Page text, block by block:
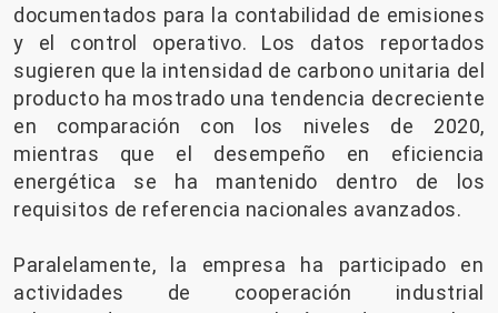
documentados para la contabilidad de emisiones
y el control operativo. Los datos reportados
sugieren que la intensidad de carbono unitaria del
producto ha mostrado una tendencia decreciente
en comparación con los niveles de 2020,
mientras que el desempeño en eficiencia
energética se ha mantenido dentro de los
requisitos de referencia nacionales avanzados.
Paralelamente, la empresa ha participado en
actividades de cooperación industrial